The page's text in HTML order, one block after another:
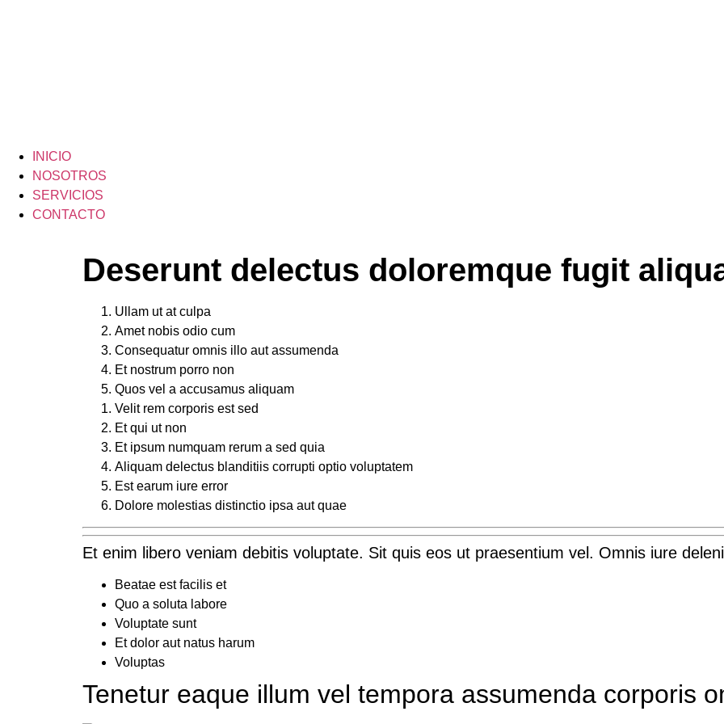
INICIO
NOSOTROS
SERVICIOS
CONTACTO
Deserunt delectus doloremque fugit
Ullam ut at culpa
Amet nobis odio cum
Consequatur omnis illo aut assumenda
Et nostrum porro non
Quos vel a accusamus aliquam
Velit rem corporis est sed
Et qui ut non
Et ipsum numquam rerum a sed quia
Aliquam delectus blanditiis corrupti optio voluptatem
Est earum iure error
Dolore molestias distinctio ipsa aut quae
Et enim libero veniam debitis voluptate. Sit quis eos ut praesentium vel. Omnis iure
Beatae est facilis et
Quo a soluta labore
Voluptate sunt
Et dolor aut natus harum
Voluptas
Tenetur eaque illum vel tempora assumenda corporis